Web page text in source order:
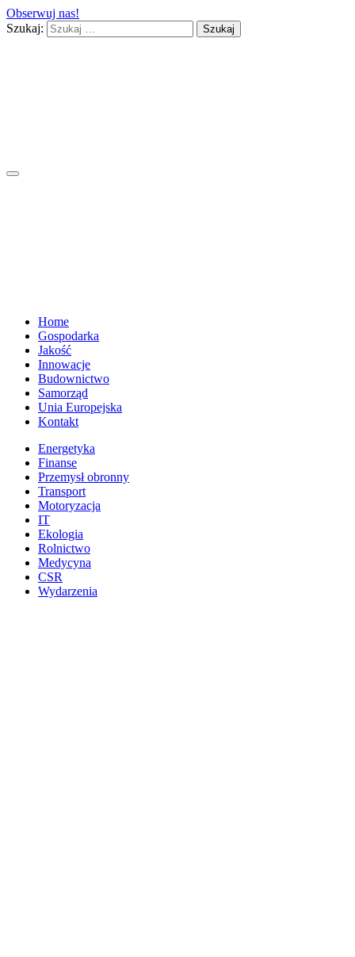
Obserwuj nas!
Szukaj:
Home
Gospodarka
Jakość
Innowacje
Budownictwo
Samorząd
Unia Europejska
Kontakt
Energetyka
Finanse
Przemysł obronny
Transport
Motoryzacja
IT
Ekologia
Rolnictwo
Medycyna
CSR
Wydarzenia